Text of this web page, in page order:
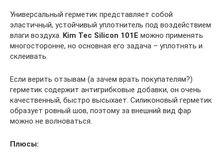
Универсальный герметик представляет собой
эластичный, устойчивый уплотнитель под воздействием
влаги воздуха. Kim Tec Silicon 101Е можно применять
многосторонне, но основная его задача – уплотнять и
склеивать.
Если верить отзывам (а зачем врать покупателям?)
герметик содержит антигрибковые добавки, он очень
качественный, быстро высыхает. Силиконовый герметик
образует ровный шов, поэтому за внешний вид фар
можно не волноваться.
Плюсы: